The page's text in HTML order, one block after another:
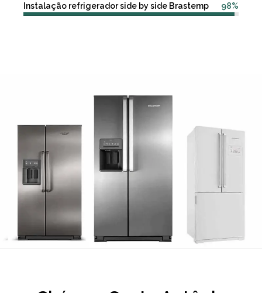
98%
Instalação refrigerador side by side Brastemp